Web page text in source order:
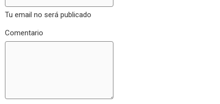
Tu email no será publicado
Comentario